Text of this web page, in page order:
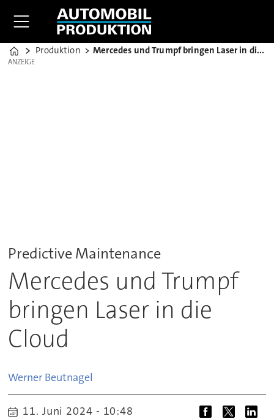
Home
Produktion Mercedes und Trumpf bringen Laser in die Cloud
ANZEIGE
ANZEIGE
Predictive Maintenance
Mercedes und Trumpf
bringen Laser in die
Cloud
Werner Beutnagel
11. Juni 2024 - 10:48